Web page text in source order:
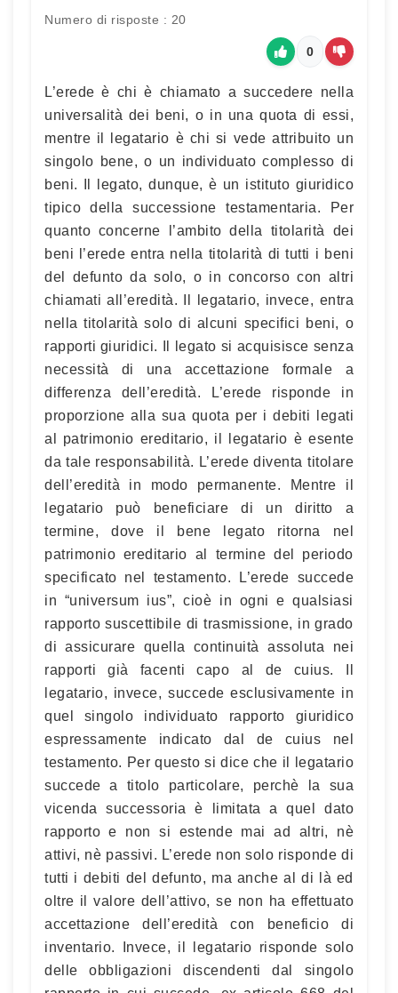
Numero di risposte : 20
0
L’erede è chi è chiamato a succedere nella
universalità dei beni, o in una quota di essi,
mentre il legatario è chi si vede attribuito un
singolo bene, o un individuato complesso di
beni. Il legato, dunque, è un istituto giuridico
tipico della successione testamentaria. Per
quanto concerne l’ambito della titolarità dei
beni l’erede entra nella titolarità di tutti i beni
del defunto da solo, o in concorso con altri
chiamati all’eredità. Il legatario, invece, entra
nella titolarità solo di alcuni specifici beni, o
rapporti giuridici. Il legato si acquisisce senza
necessità di una accettazione formale a
differenza dell’eredità. L’erede risponde in
proporzione alla sua quota per i debiti legati
al patrimonio ereditario, il legatario è esente
da tale responsabilità. L’erede diventa titolare
dell’eredità in modo permanente. Mentre il
legatario può beneficiare di un diritto a
termine, dove il bene legato ritorna nel
patrimonio ereditario al termine del periodo
specificato nel testamento. L’erede succede
in “universum ius”, cioè in ogni e qualsiasi
rapporto suscettibile di trasmissione, in grado
di assicurare quella continuità assoluta nei
rapporti già facenti capo al de cuius. Il
legatario, invece, succede esclusivamente in
quel singolo individuato rapporto giuridico
espressamente indicato dal de cuius nel
testamento. Per questo si dice che il legatario
succede a titolo particolare, perchè la sua
vicenda successoria è limitata a quel dato
rapporto e non si estende mai ad altri, nè
attivi, nè passivi. L’erede non solo risponde di
tutti i debiti del defunto, ma anche al di là ed
oltre il valore dell’attivo, se non ha effettuato
accettazione dell’eredità con beneficio di
inventario. Invece, il legatario risponde solo
delle obbligazioni discendenti dal singolo